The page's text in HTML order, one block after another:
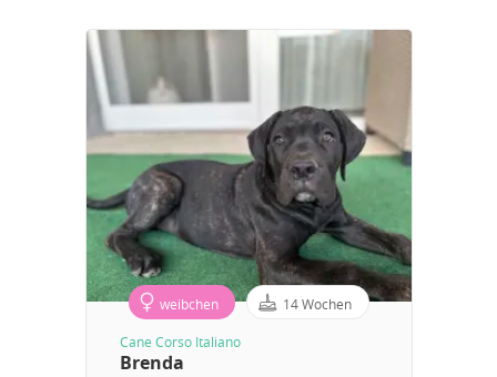
weibchen 14 Wochen
Cane Corso Italiano
Brenda